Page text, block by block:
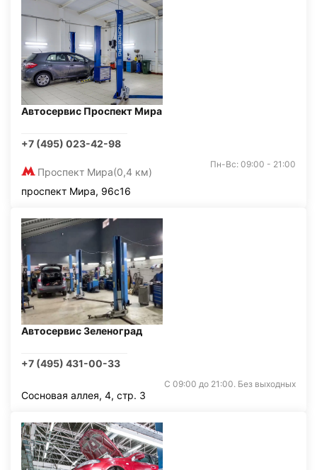
Автосервис Проспект Мира
+7 (495) 023-42-98
Проспект Мира(0,4 км)
Пн-Вс: 09:00 - 21:00
проспект Мира, 96с16
Автосервис Зеленоград
+7 (495) 431-00-33
С 09:00 до 21:00. Без выходных
Сосновая аллея, 4, стр. 3